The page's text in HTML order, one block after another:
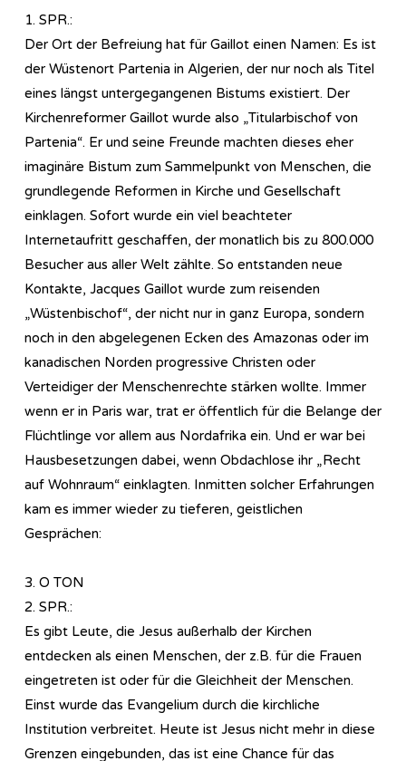
1. SPR.:
Der Ort der Befreiung hat für Gaillot einen Namen: Es ist
der Wüstenort Partenia in Algerien, der nur noch als Titel
eines längst untergegangenen Bistums existiert. Der
Kirchenreformer Gaillot wurde also „Titularbischof von
Partenia“. Er und seine Freunde machten dieses eher
imaginäre Bistum zum Sammelpunkt von Menschen, die
grundlegende Reformen in Kirche und Gesellschaft
einklagen. Sofort wurde ein viel beachteter
Internetaufritt geschaffen, der monatlich bis zu 800.000
Besucher aus aller Welt zählte. So entstanden neue
Kontakte, Jacques Gaillot wurde zum reisenden
„Wüstenbischof“, der nicht nur in ganz Europa, sondern
noch in den abgelegenen Ecken des Amazonas oder im
kanadischen Norden progressive Christen oder
Verteidiger der Menschenrechte stärken wollte. Immer
wenn er in Paris war, trat er öffentlich für die Belange der
Flüchtlinge vor allem aus Nordafrika ein. Und er war bei
Hausbesetzungen dabei, wenn Obdachlose ihr „Recht
auf Wohnraum“ einklagten. Inmitten solcher Erfahrungen
kam es immer wieder zu tieferen, geistlichen
Gesprächen:
3. O TON
2. SPR.:
Es gibt Leute, die Jesus außerhalb der Kirchen
entdecken als einen Menschen, der z.B. für die Frauen
eingetreten ist oder für die Gleichheit der Menschen.
Einst wurde das Evangelium durch die kirchliche
Institution verbreitet. Heute ist Jesus nicht mehr in diese
Grenzen eingebunden, das ist eine Chance für das